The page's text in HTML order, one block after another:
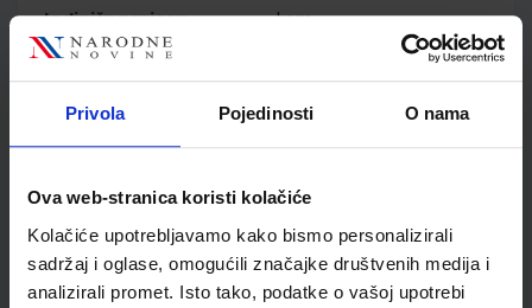
Privola Pojedinosti O nama
Ova web-stranica koristi kolačiće
Kolačiće upotrebljavamo kako bismo personalizirali
sadržaj i oglase, omogućili značajke društvenih medija i
analizirali promet. Isto tako, podatke o vašoj upotrebi
Jedinična mjera
kom
Nakladnik
PROFIL KLETT d.o.o.
Školski razred
20 2.RAZRED SŠ
Vrsta školske knjige
UDŽBENIK
Vrsta škole
Reg br min
8202